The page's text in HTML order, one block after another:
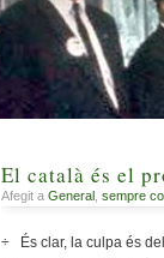
El català és el
Afegit a General sempre
÷ És clar, la culpa és